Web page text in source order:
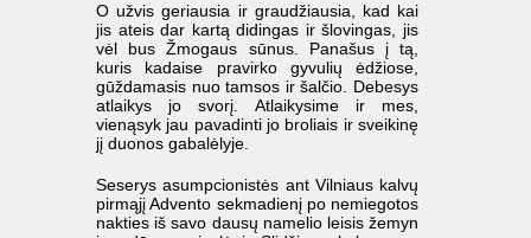
O užvis geriausia ir graudžiausia, kad kai
jis ateis dar kartą didingas ir šlovingas, jis
vėl bus Žmogaus sūnus. Panašus į tą,
kuris kadaise pravirko gyvulių ėdžiose,
gūždamasis nuo tamsos ir šalčio. Debesys
atlaikys jo svorį. Atlaikysime ir mes,
vienąsyk jau pavadinti jo broliais ir sveikinę
jį duonos gabalėlyje.
Seserys asumpcionistės ant Vilniaus kalvų
pirmąjį Advento sekmadienį po nemiegotos
nakties iš savo dausų namelio leisis žemyn